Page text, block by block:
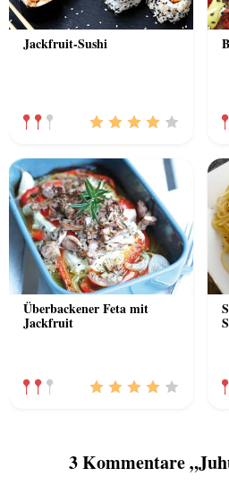
Jackfruit-Sushi
Überbackener Feta mit
Jackfruit
3 Kommentare